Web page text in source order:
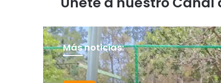
Más noticias: